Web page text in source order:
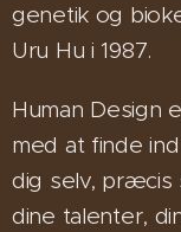
genetik og
Uru Hu i 1987.
Human Design
med at finde
dig selv, præcis
dine talenter,